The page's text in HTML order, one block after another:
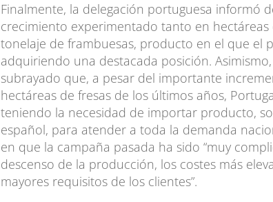
Finalmente, la delegación portuguesa informó
crecimiento experimentado tanto en hectáreas
tonelaje de frambuesas, producto en el que el
adquiriendo una destacada posición.
subrayado que, a pesar del importante
hectáreas de fresas de los últimos años,
teniendo la necesidad de importar producto,
español, para atender a toda la demanda
en que la campaña pasada ha sido “muy
descenso de la producción, los costes más
mayores requisitos de los clientes”.